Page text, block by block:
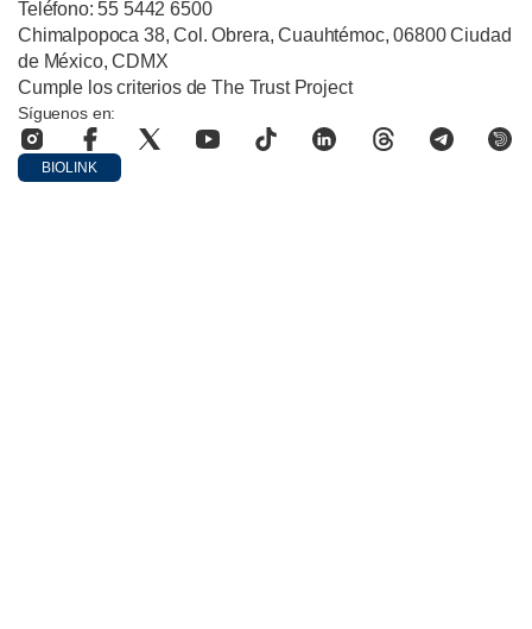
Teléfono: 55 5442 6500
Chimalpopoca 38, Col. Obrera, Cuauhtémoc, 06800 Ciudad
de México, CDMX
Cumple los criterios de The Trust Project
Síguenos en:
BIOLINK